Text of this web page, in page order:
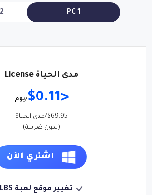
1 PC
2 PCs
مدى الحياة License
<$0.11 /يوم
$69.95/مدى الحياة
(بدون ضريبة)
اشتري الآن
تغيير موقع لعبة LBS